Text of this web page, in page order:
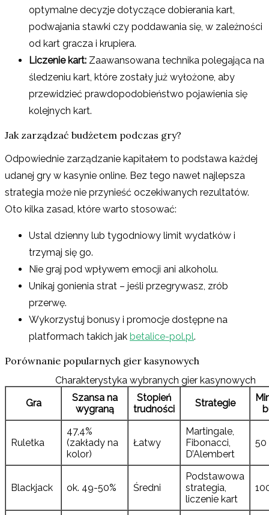
optymalne decyzje dotyczące dobierania kart,
podwajania stawki czy poddawania się, w zależności
od kart gracza i krupiera.
Liczenie kart: Zaawansowana technika polegająca na
śledzeniu kart, które zostały już wyłożone, aby
przewidzieć prawdopodobieństwo pojawienia się
kolejnych kart.
Jak zarządzać budżetem podczas gry?
Odpowiednie zarządzanie kapitałem to podstawa każdej
udanej gry w kasynie online. Bez tego nawet najlepsza
strategia może nie przynieść oczekiwanych rezultatów.
Oto kilka zasad, które warto stosować:
Ustal dzienny lub tygodniowy limit wydatków i
trzymaj się go.
Nie graj pod wpływem emocji ani alkoholu.
Unikaj gonienia strat – jeśli przegrywasz, zrób
przerwę.
Wykorzystuj bonusy i promocje dostępne na
platformach takich jak betalice-pol.pl.
Porównanie popularnych gier kasynowych
Charakterystyka wybranych gier kasynowych
Gra
Szansa na
wygraną
Stopień
trudności
Strategie
Ruletka
47,4%
(zakłady na
kolor)
Łatwy
Martingale,
Fibonacci,
D’Alembert
50
Blackjack ok. 49-50% Średni
Podstawowa
strategia,
liczenie kart